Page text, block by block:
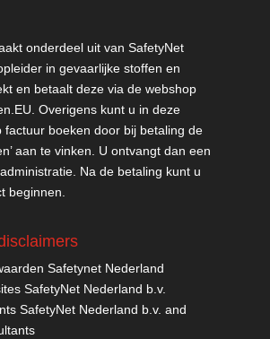
onderdeel uit van SafetyNet
in gevaarlijke stoffen en
en betaalt deze via de webshop
. Overigens kunt u in deze
factuur boeken door bij betaling de
aan te vinken. U ontvangt dan een
Na de betaling kunt u
beginnen.
Safetynet Nederland
SafetyNet Nederland b.v.
SafetyNet Nederland b.v. and